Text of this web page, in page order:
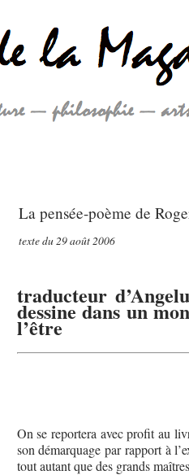
La pensée-poème de
texte du 29 août 2006
traducteur
dessine dans un
l’être
On se reportera avec profit au
son démarquage par rapport à
tout autant que des grands